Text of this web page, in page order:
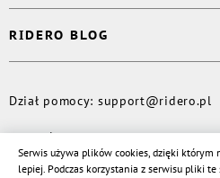
Książka eksperta
Wydaj tomik poezji
Kontakt dla mediów
RIDERO BLOG
Więcej
© Rideró, 2013—2026
Dział pomocy: support@ridero.pl
Serwis używa plików cookies, dzięki którym
lepiej. Podczas korzystania z serwisu pliki